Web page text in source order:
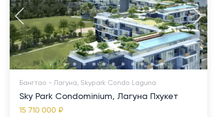
Бангтао - Лагуна, Skypark Condo Laguna
Sky Park Condominium, Лагуна Пхукет
15 710 000 ₽